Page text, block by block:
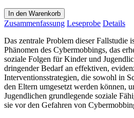
In den Warenkorb
Zusammenfassung Leseprobe Details
Das zentrale Problem dieser Fallstudie
Phänomen des Cybermobbings, das
soziale Folgen für Kinder und
dringender Bedarf an effektiven,
Interventionsstrategien, die sowohl in
den Eltern umgesetzt werden können,
Jugendlichen grundlegende soziale
sie vor den Gefahren von